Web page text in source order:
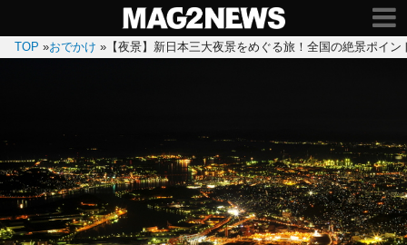
TOP »おでかけ » 【夜景】新日本三大夜景をめぐる旅！全国の絶景ポイ